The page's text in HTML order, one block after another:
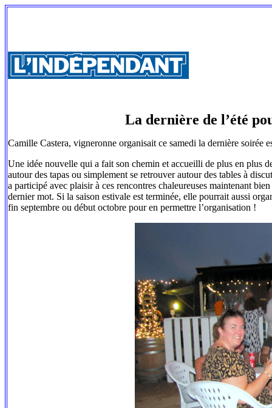
La dernière de l’été
Camille Castera, vigneronne organisait ce samedi la dernière
Une idée nouvelle qui a fait son chemin et accueilli de plus en plus
autour des tapas ou simplement se retrouver autour des tables à
a participé avec plaisir à ces rencontres chaleureuses maintenant
dernier mot. Si la saison estivale est terminée, elle pourrait aussi
fin septembre ou début octobre pour en permettre l’organisation !